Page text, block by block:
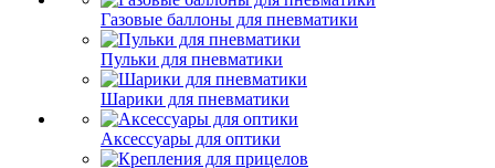
Газовые баллоны для пневматики
Пульки для пневматики
Шарики для пневматики
Аксессуары для оптики